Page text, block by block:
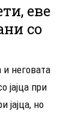
еве
со
неговата
јајца при
јајца, но